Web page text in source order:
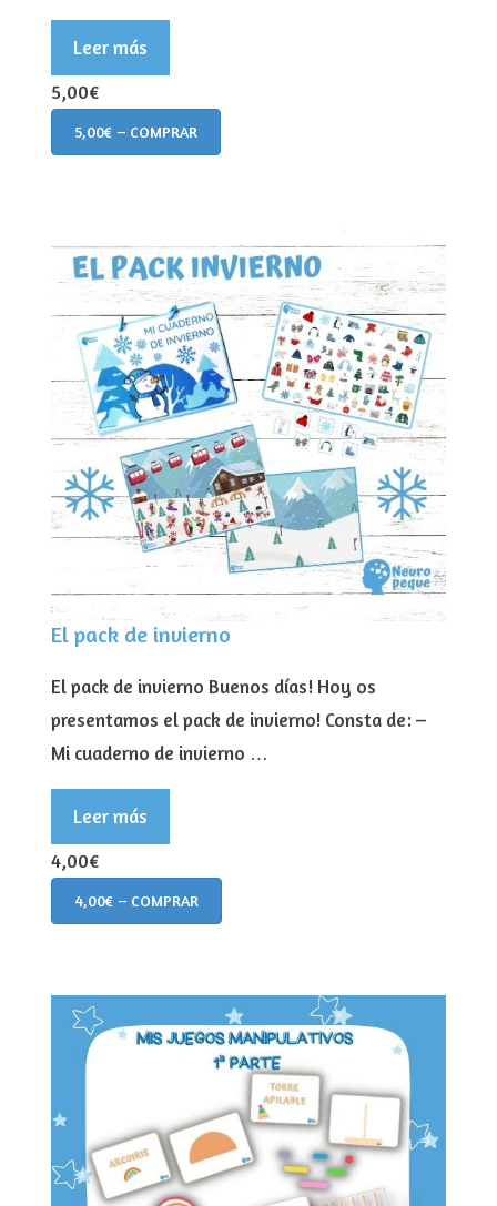
Leer más
5,00€
5,00€ – COMPRAR
El pack de invierno
El pack de invierno Buenos días! Hoy os
presentamos el pack de invierno! Consta de: –
Mi cuaderno de invierno …
Leer más
4,00€
4,00€ – COMPRAR